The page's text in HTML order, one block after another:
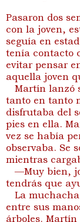
Pasaron dos
con la joven,
seguía en
tenía contacto
evitar pensar
aquella joven
Martín lanzó
tanto en tanto
disfrutaba del
pies en ella.
vez se había
observaba. Se
mientras
—Muy bien,
tendrás que
La muchacha
entre sus
árboles. Martín